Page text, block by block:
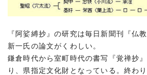
『阿娑縛抄』の研究は毎日新聞刊『仏
新一氏の論文がくわしい。
鎌倉時代から室町時代の書写『覚禅抄
り、県指定文化財となっている。終わ